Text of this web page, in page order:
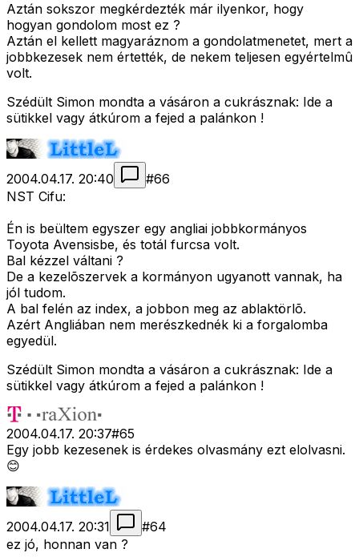
Aztán sokszor megkérdezték már ilyenkor, hogy
hogyan gondolom most ez ?
Aztán el kellett magyaráznom a gondolatmenetet, mert a
jobbkezesek nem értették, de nekem teljesen egyértelmû
volt.
Szédült Simon mondta a vásáron a cukrásznak: Ide a
sütikkel vagy átkúrom a fejed a palánkon !
2004.04.17. 20:40 #66
NST Cifu:
Én is beültem egyszer egy angliai jobbkormányos
Toyota Avensisbe, és totál furcsa volt.
Bal kézzel váltani ?
De a kezelõszervek a kormányon ugyanott vannak, ha
jól tudom.
A bal felén az index, a jobbon meg az ablaktörlõ.
Azért Angliában nem merészkednék ki a forgalomba
egyedül.
Szédült Simon mondta a vásáron a cukrásznak: Ide a
sütikkel vagy átkúrom a fejed a palánkon !
2004.04.17. 20:37#65
Egy jobb kezesenek is érdekes olvasmány ezt elolvasni.
😊
2004.04.17. 20:31 #64
ez jó, honnan van ?